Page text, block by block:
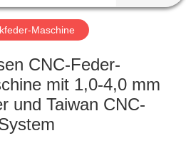
Maschine
CNC-Feder-
mit 1,0-4,0 mm
und Taiwan CNC-